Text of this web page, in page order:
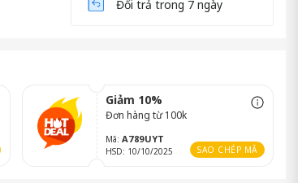
Đổi trả trong 7 ngày
Giảm 10%
Đơn hàng từ 100k
Mã:A789UYT
HSD: 10/10/2025 SAO CHÉP MÃ